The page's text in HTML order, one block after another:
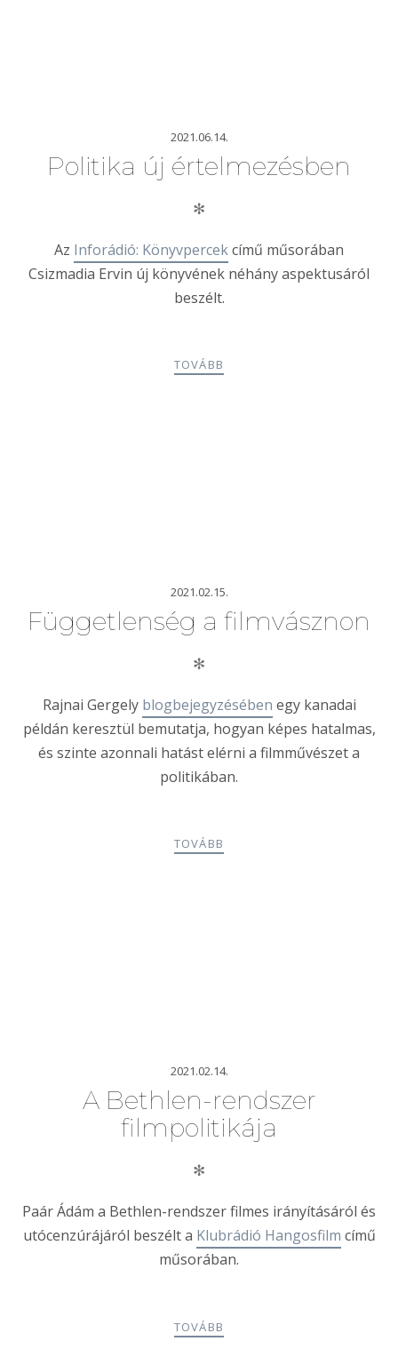
2021.06.14.
Politika új értelmezésben
✻
Az Inforádió: Könyvpercekcímű műsorában
Csizmadia Ervin új könyvének néhány aspektusáról
beszélt.
TOVÁBB
2021.02.15.
Függetlenség a filmvásznon
✻
Rajnai Gergely blogbejegyzésében egy kanadai
példán keresztül bemutatja, hogyan képes hatalmas,
és szinte azonnali hatást elérni a filmművészet a
politikában.
TOVÁBB
2021.02.14.
A Bethlen-rendszer
filmpolitikája
✻
Paár Ádám a Bethlen-rendszer filmes irányításáról és
utócenzúrájáról beszélt a Klubrádió Hangosfilm című
műsorában.
TOVÁBB